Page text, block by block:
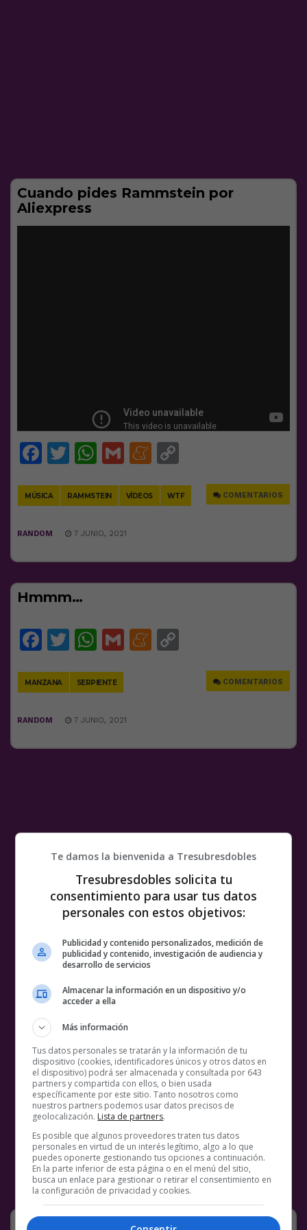
Cuando pides Rammstein por
Aliexpress
Facebook
Twitter
WhatsApp
GmailMeneame
MÚSICA RAMMSTEIN VÍDEOS WTF COMENTARIOS
RANDOM 7 JUNIO, 2021
Hmmm…
Facebook
Twitter
WhatsApp
GmailMeneame
MANZANA SERPIENTE COMENTARIOS
RANDOM 7 JUNIO, 2021
Tiene razón er nota
Te damos la bienvenida a Tresubresdobles
Tresubresdobles solicita tu
consentimiento para usar tus datos
personales con estos objetivos:
Publicidad y contenido personalizados, medición de
publicidad y contenido, investigación de audiencia y
desarrollo de servicios
Almacenar la información en un dispositivo y/o
acceder a ella
Más información
Tus datos personales se tratarán y la información de tu
dispositivo (cookies, identificadores únicos y otros datos en
el dispositivo) podrá ser almacenada y consultada por 643
partners y compartida con ellos, o bien usada
específicamente por este sitio. Tanto nosotros como
nuestros partners podemos usar datos precisos de
geolocalización. Lista de partners.
Es posible que algunos proveedores traten tus datos
personales en virtud de un interés legítimo, algo a lo que
puedes oponerte gestionando tus opciones a continuación.
En la parte inferior de esta página o en el menú del sitio,
busca un enlace para gestionar o retirar el consentimiento en
la configuración de privacidad y cookies.